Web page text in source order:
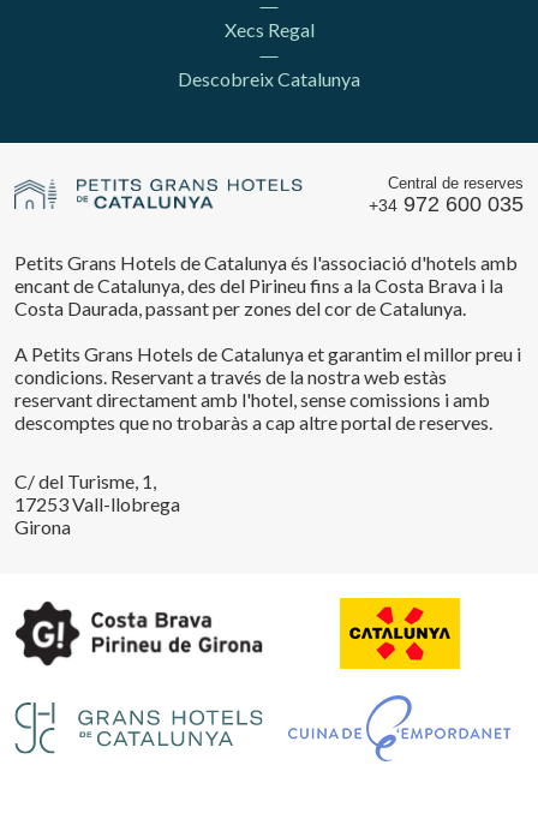
Xecs Regal
Descobreix Catalunya
Central de reserves
+34 972 600 035
Petits Grans Hotels de Catalunya és l'associació d'hotels amb
encant de Catalunya, des del Pirineu fins a la Costa Brava i la
Costa Daurada, passant per zones del cor de Catalunya.
A Petits Grans Hotels de Catalunya et garantim el millor preu i
condicions. Reservant a través de la nostra web estàs
reservant directament amb l'hotel, sense comissions i amb
descomptes que no trobaràs a cap altre portal de reserves.
C/ del Turisme, 1,
17253 Vall-llobrega
Girona
Guardar configuració Acceptar totes